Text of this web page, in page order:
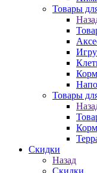
Товары
Товары
Скидки
Назад
Скидки